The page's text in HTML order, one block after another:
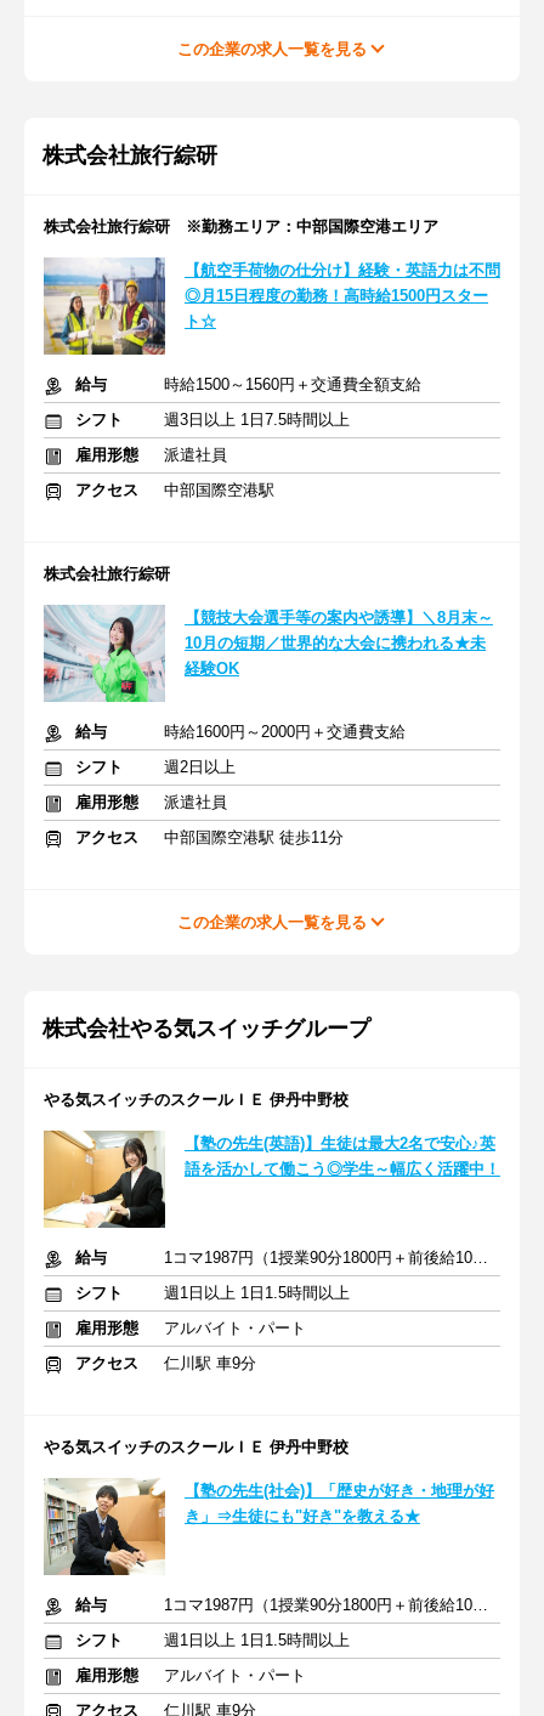
この企業の求人一覧を見る
株式会社旅行綜研
株式会社旅行綜研 ※勤務エリア：中部国際空港エリア
【航空手荷物の仕分け】経験・英語力は不問
◎月15日程度の勤務！高時給1500円スター
ト☆
給与
時給1500～1560円＋交通費全額支給
シフト
週3日以上 1日7.5時間以上
雇用形態
派遣社員
アクセス
中部国際空港駅
株式会社旅行綜研
【競技大会選手等の案内や誘導】＼8月末～
10月の短期／世界的な大会に携われる★未
経験OK
給与
時給1600円～2000円＋交通費支給
シフト
週2日以上
雇用形態
派遣社員
アクセス
中部国際空港駅 徒歩11分
この企業の求人一覧を見る
株式会社やる気スイッチグループ
やる気スイッチのスクールＩＥ 伊丹中野校
【塾の先生(英語)】生徒は最大2名で安心♪英
語を活かして働こう◎学生～幅広く活躍中！
給与
1コマ1987円（1授業90分1800円＋前後給10分187円）
シフト
週1日以上 1日1.5時間以上
雇用形態
アルバイト・パート
アクセス
仁川駅 車9分
やる気スイッチのスクールＩＥ 伊丹中野校
【塾の先生(社会)】「歴史が好き・地理が好
き」⇒生徒にも"好き"を教える★
給与
1コマ1987円（1授業90分1800円＋前後給10分187円）
シフト
週1日以上 1日1.5時間以上
雇用形態
アルバイト・パート
アクセス
仁川駅 車9分